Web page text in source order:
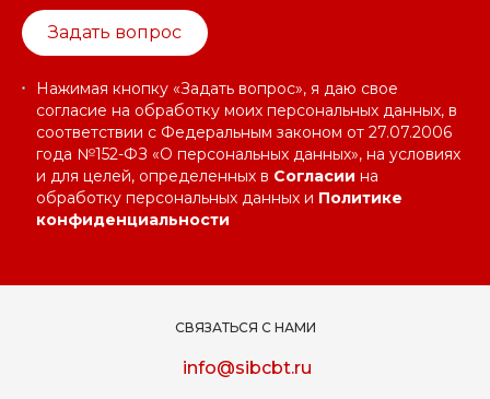
Задать вопрос
Нажимая кнопку «Задать вопрос», я даю свое
согласие на обработку моих персональных данных, в
соответствии с Федеральным законом от 27.07.2006
года №152-ФЗ «О персональных данных», на условиях
и для целей, определенных в Согласии на
обработку персональных данных и Политике
конфиденциальности
СВЯЗАТЬСЯ С НАМИ
info@sibcbt.ru